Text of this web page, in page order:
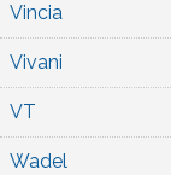
Vincia
Vivani
VT
Wadel